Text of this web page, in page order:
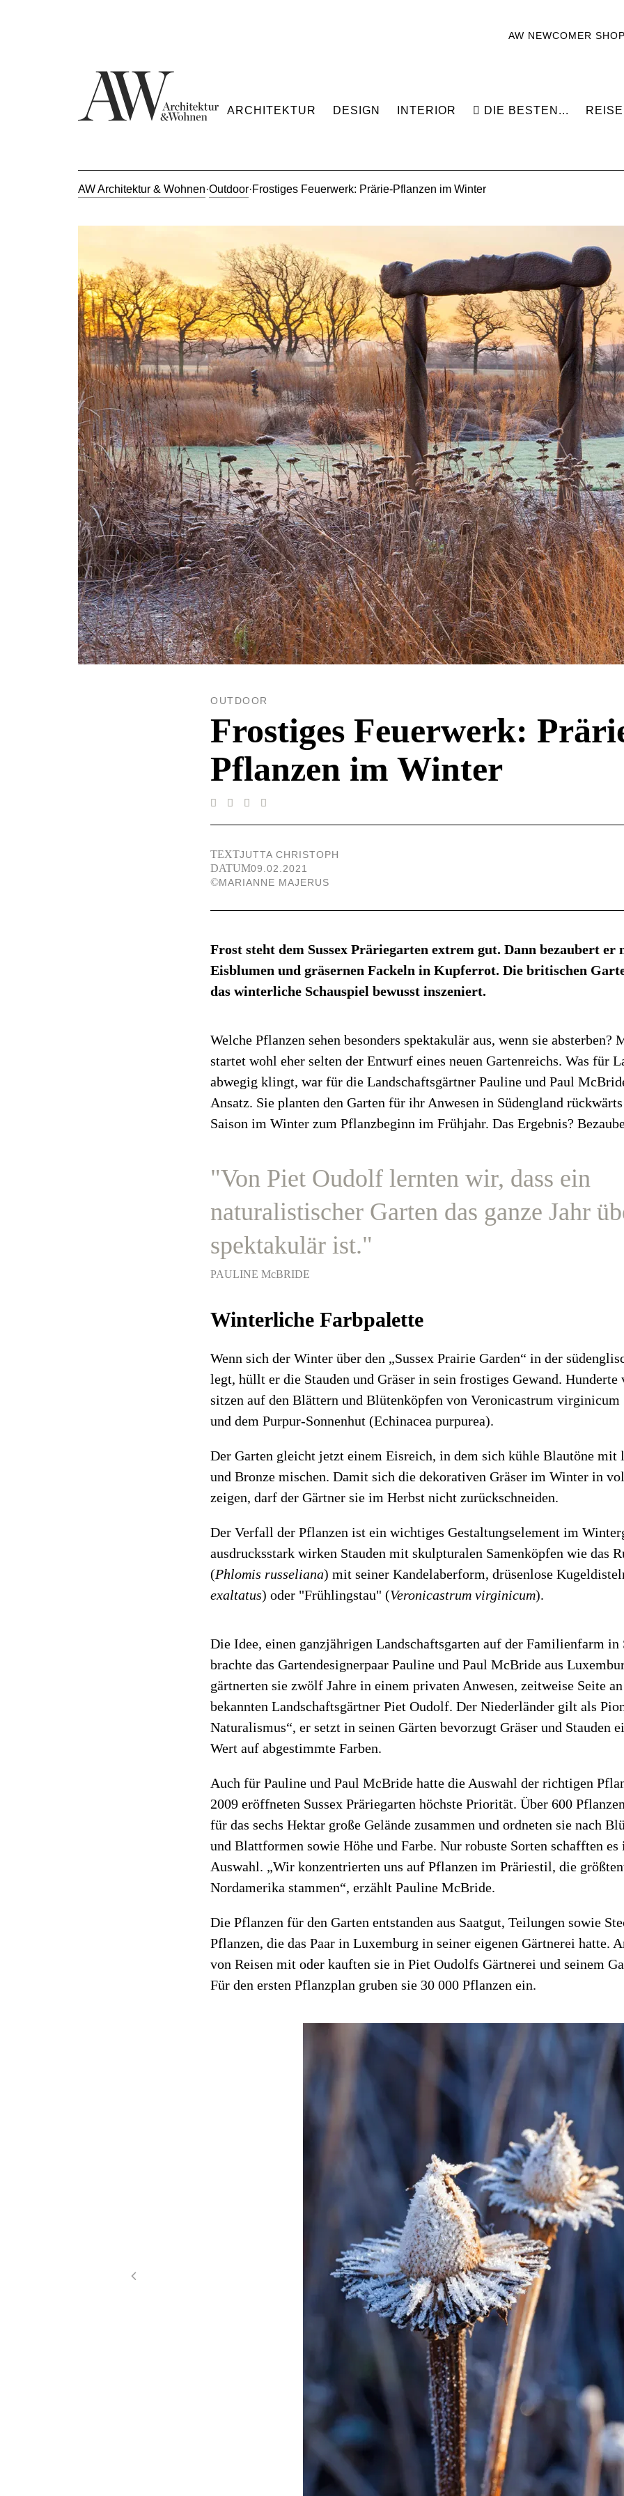
AW NEWCOMER
ARCHITEKTUR DESIGN INTERIOR DIE BESTEN... REISE
AW Architektur & Wohnen·Outdoor·Frostiges Feuerwerk: Prärie-Pflanzen im Winter
OUTDOOR
Frostiges Feuerwerk:
Pflanzen im Winter
TEXTJUTTA CHRISTOPH
DATUM09.02.2021
©MARIANNE MAJERUS
Frost steht dem Sussex Präriegarten extrem gut. Dann bezaubert er
Eisblumen und gräsernen Fackeln in Kupferrot. Die britischen
das winterliche Schauspiel bewusst inszeniert.
Welche Pflanzen sehen besonders spektakulär aus, wenn sie absterben?
startet wohl eher selten der Entwurf eines neuen Gartenreichs. Was für
abwegig klingt, war für die Landschaftsgärtner Pauline und Paul
Ansatz. Sie planten den Garten für ihr Anwesen in Südengland
Saison im Winter zum Pflanzbeginn im Frühjahr. Das Ergebnis?
"Von Piet Oudolf lernten wir, dass ein
naturalistischer Garten das ganze Jahr
spektakulär ist."
PAULINE McBRIDE
Winterliche Farbpalette
Wenn sich der Winter über den „Sussex Prairie Garden“ in der
legt, hüllt er die Stauden und Gräser in sein frostiges Gewand.
sitzen auf den Blättern und Blütenköpfen von Veronicastrum virginicum
und dem Purpur-Sonnenhut (Echinacea purpurea).
Der Garten gleicht jetzt einem Eisreich, in dem sich kühle Blautöne mit
und Bronze mischen. Damit sich die dekorativen Gräser im Winter in
zeigen, darf der Gärtner sie im Herbst nicht zurückschneiden.
Der Verfall der Pflanzen ist ein wichtiges Gestaltungselement im
ausdrucksstark wirken Stauden mit skulpturalen Samenköpfen wie das
(Phlomis russeliana) mit seiner Kandelaberform, drüsenlose
exaltatus) oder "Frühlingstau" (Veronicastrum virginicum).
Die Idee, einen ganzjährigen Landschaftsgarten auf der Familienfarm in
brachte das Gartendesignerpaar Pauline und Paul McBride aus
gärtnerten sie zwölf Jahre in einem privaten Anwesen, zeitweise Seite
bekannten Landschaftsgärtner Piet Oudolf. Der Niederländer gilt als
Naturalismus“, er setzt in seinen Gärten bevorzugt Gräser und Stauden
Wert auf abgestimmte Farben.
Auch für Pauline und Paul McBride hatte die Auswahl der richtigen
2009 eröffneten Sussex Präriegarten höchste Priorität. Über 600
für das sechs Hektar große Gelände zusammen und ordneten sie nach
und Blattformen sowie Höhe und Farbe. Nur robuste Sorten schafften es
Auswahl. „Wir konzentrierten uns auf Pflanzen im Präriestil, die
Nordamerika stammen“, erzählt Pauline McBride.
Die Pflanzen für den Garten entstanden aus Saatgut, Teilungen sowie
Pflanzen, die das Paar in Luxemburg in seiner eigenen Gärtnerei hatte.
von Reisen mit oder kauften sie in Piet Oudolfs Gärtnerei und seinem
Für den ersten Pflanzplan gruben sie 30 000 Pflanzen ein.